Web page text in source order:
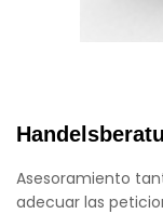
Asesoramiento
adecuar las